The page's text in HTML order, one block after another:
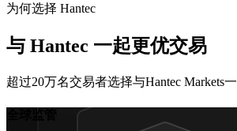
为何选择 Hantec
与 Hantec 一起更优交易
超过20万名交易者选择与Hantec Markets一
全球监管